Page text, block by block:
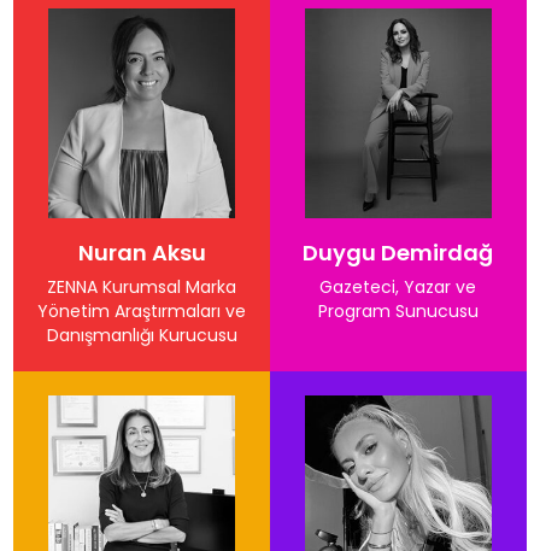
Nuran Aksu
ZENNA Kurumsal Marka
Yönetim Araştırmaları ve
Danışmanlığı Kurucusu
Duygu Demirdağ
Gazeteci, Yazar ve
Program Sunucusu